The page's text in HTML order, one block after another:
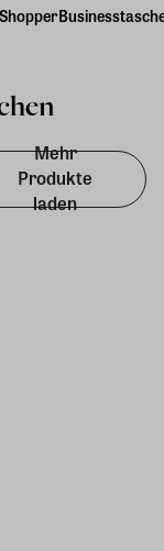
Shopper
Mehr
Produkte
laden